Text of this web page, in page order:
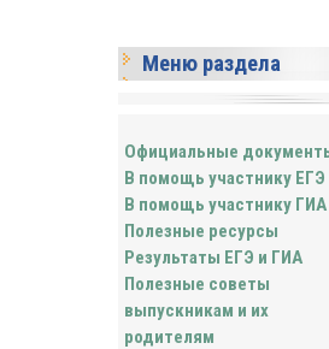
Меню раздела
Официальные
В помощь участнику ЕГЭ
В помощь участнику ГИА
Полезные ресурсы
Результаты ЕГЭ и ГИА
Полезные советы
выпускникам и их
родителям